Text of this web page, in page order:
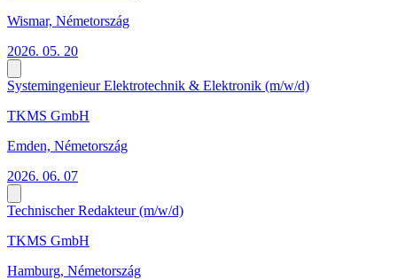
Wismar, Németország
2026. 05. 20
Systemingenieur Elektrotechnik & Elektronik (m/w/d)
TKMS GmbH
Emden, Németország
2026. 06. 07
Technischer Redakteur (m/w/d)
TKMS GmbH
Hamburg, Németország